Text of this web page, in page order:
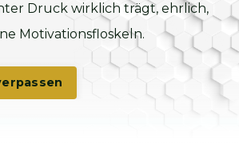
Druck wirklich trägt, ehrlich,
Motivationsfloskeln.